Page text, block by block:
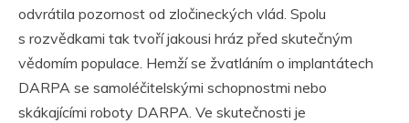
odvrátila pozornost od zločineckých vlád. Spolu
s rozvědkami tak tvoří jakousi hráz před skutečným
vědomím populace. Hemží se žvatláním o implantátech
DARPA se samoléčitelskými schopnostmi nebo
skákajícími roboty DARPA. Ve skutečnosti je